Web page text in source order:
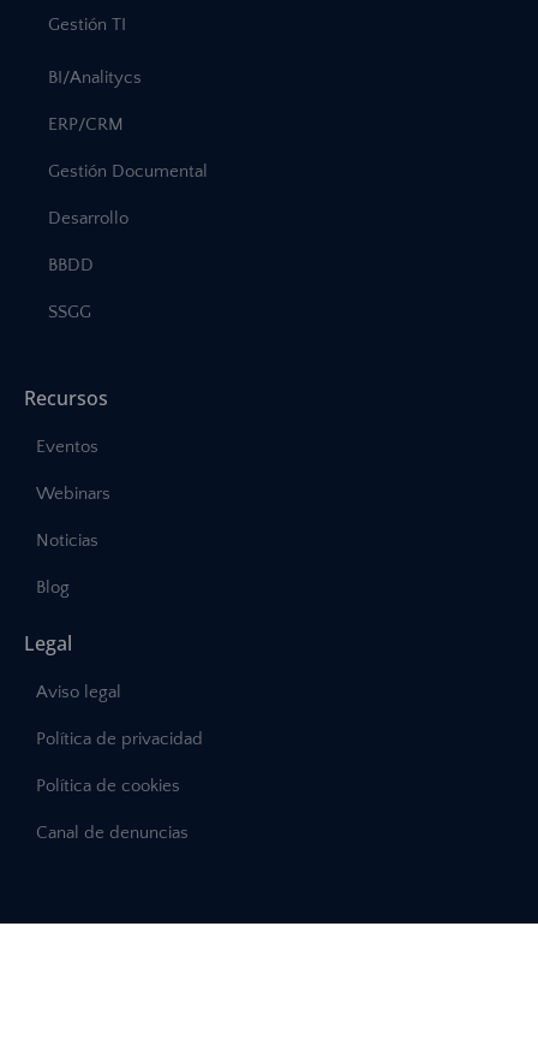
Gestión TI
BI/Analitycs
ERP/CRM
Gestión Documental
Desarrollo
BBDD
SSGG
Recursos
Eventos
Webinars
Noticias
Blog
Legal
Aviso legal
Política de privacidad
Política de cookies
Canal de denuncias